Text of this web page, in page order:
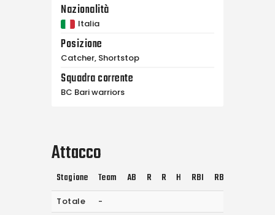
Nazionalità
Italia
Posizione
Catcher, Shortstop
Squadra corrente
BC Bari warriors
Attacco
Stagione Team AB R R H RBI RBI
Totale -